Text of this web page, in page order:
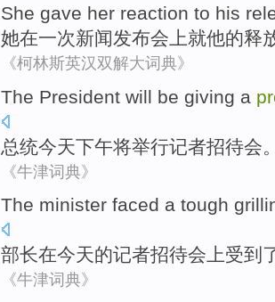
She gave her reaction to his
她在一次新闻发布会上就他的释
《柯林斯英汉双解大词典》
The President will be giving a
总统今天下午将举行记者招待会
《牛津词典》
The minister faced a tough
部长在今天的记者招待会上受到
《牛津词典》